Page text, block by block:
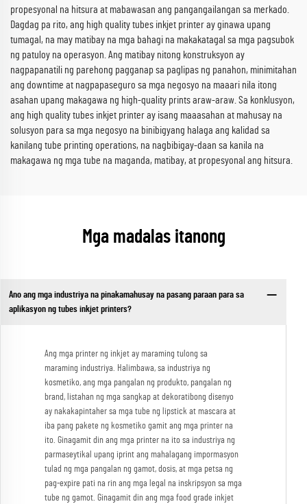
propesyonal na hitsura at mabawasan ang pangangailangan sa merkado.
Dagdag pa rito, ang high quality tubes inkjet printer ay ginawa upang
tumagal, na may matibay na mga bahagi na makakatagal sa mga pagsubok
ng patuloy na operasyon. Ang matibay nitong konstruksyon ay
nagpapanatili ng parehong pagganap sa paglipas ng panahon, minimitahan
ang downtime at nagpapaseguro sa mga negosyo na maaari nila itong
asahan upang makagawa ng high-quality prints araw-araw. Sa konklusyon,
ang high quality tubes inkjet printer ay isang maaasahan at mahusay na
solusyon para sa mga negosyo na binibigyang halaga ang kalidad sa
kanilang tube printing operations, na nagbibigay-daan sa kanila na
makagawa ng mga tube na maganda, matibay, at propesyonal ang hitsura.
Mga madalas itanong
Ano ang mga industriya na pinakamahusay na pasang paraan para sa
aplikasyon ng tubes inkjet printers?
Ang mga printer ng inkjet ay maraming tulong sa
maraming industriya. Halimbawa, sa industriya ng
kosmetiko, ang mga pangalan ng produkto, pangalan ng
brand, listahan ng mga sangkap at dekoratibong disenyo
ay nakakapintaher sa mga tube ng lipstick at mascara at
iba pang pakete ng kosmetiko gamit ang mga printer na
ito. Ginagamit din ang mga printer na ito sa industriya ng
parmaseytikal upang iprint ang mahalagang impormasyon
tulad ng mga pangalan ng gamot, dosis, at mga petsa ng
pag-expire pati na rin ang mga legal na inskripsyon sa mga
tube ng gamot. Ginagamit din ang mga food grade inkjet